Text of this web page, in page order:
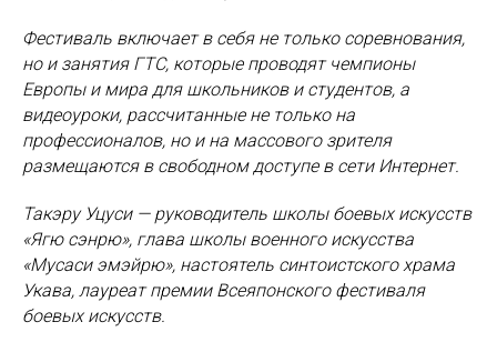
Фестиваль включает в себя не только соревнования,
но и занятия ГТС, которые проводят чемпионы
Европы и мира для школьников и студентов, а
видеоуроки, рассчитанные не только на
профессионалов, но и на массового зрителя
размещаются в свободном доступе в сети Интернет.
Такэру Уцуси — руководитель школы боевых искусств
«Ягю сэнрю», глава школы военного искусства
«Мусаси эмэйрю», настоятель синтоистского храма
Укава, лауреат премии Всеяпонского фестиваля
боевых искусств.